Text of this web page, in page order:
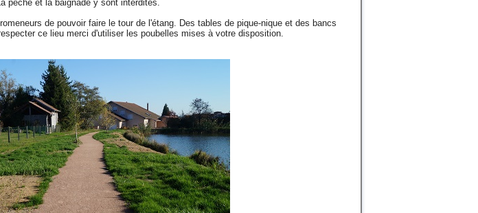
pêche et la baignade y sont interdites.
de pouvoir faire le tour de l'étang. Des tables de pique-nique et des bancs
ce lieu merci d'utiliser les poubelles mises à votre disposition.